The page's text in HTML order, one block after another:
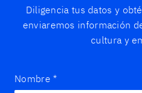
Diligencia tus datos y
enviaremos información
cultura y
Nombre *